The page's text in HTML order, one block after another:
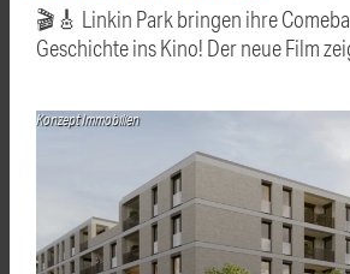
🎬🎸 Linkin Park bringen ihre
Geschichte ins Kino! Der neue Film
Konzept Immobilien